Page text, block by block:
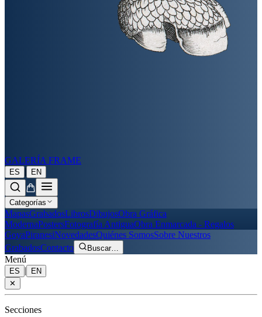
GALERÍA FRAME
ES | EN
Categorías
MapasGrabadosLibrosDibujosObra Gráfica
ModernaPostersFotografía AntiguaObra Enmarcada - Regalos
GoyaPiranesiNovedadesQuiénes SomosSobre Nuestros
GrabadosContacto Buscar…
Menú
ES |
EN
✕
Secciones